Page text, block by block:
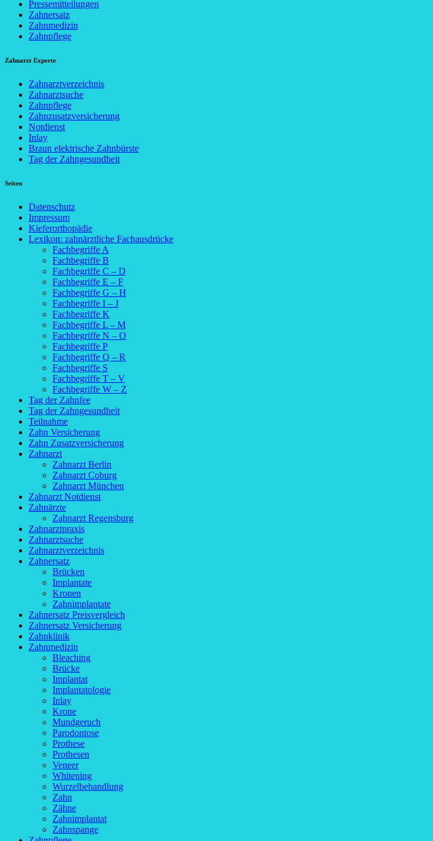
Pressemitteilungen
Zahnersatz
Zahnmedizin
Zahnpflege
Zahnarzt Experte
Zahnarztverzeichnis
Zahnarztsuche
Zahnpflege
Zahnzusatzversicherung
Notdienst
Inlay
Braun elektrische Zahnbürste
Tag der Zahngesundheit
Seiten
Datenschutz
Impressum
Kieferorthopädie
Lexikon: zahnärztliche Fachausdrücke
Fachbegriffe A
Fachbegriffe B
Fachbegriffe C – D
Fachbegriffe E – F
Fachbegriffe G – H
Fachbegriffe I – J
Fachbegriffe K
Fachbegriffe L – M
Fachbegriffe N – O
Fachbegriffe P
Fachbegriffe Q – R
Fachbegriffe S
Fachbegriffe T – V
Fachbegriffe W – Z
Tag der Zahnfee
Tag der Zahngesundheit
Teilnahme
Zahn Versicherung
Zahn Zusatzversicherung
Zahnarzt
Zahnarzt Berlin
Zahnarzt Coburg
Zahnarzt München
Zahnarzt Notdienst
Zahnärzte
Zahnarzt Regensburg
Zahnarztpraxis
Zahnarztsuche
Zahnarztverzeichnis
Zahnersatz
Brücken
Implantate
Kronen
Zahnimplantate
Zahnersatz Preisvergleich
Zahnersatz Versicherung
Zahnklinik
Zahnmedizin
Bleaching
Brücke
Implantat
Implantatologie
Inlay
Krone
Mundgeruch
Parodontose
Prothese
Prothesen
Veneer
Whitening
Wurzelbehandlung
Zahn
Zähne
Zahnimplantat
Zahnspange